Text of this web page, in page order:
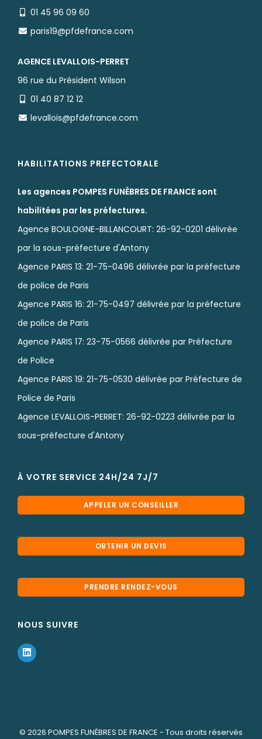
01 45 96 09 60
paris19@pfdefrance.com
AGENCE LEVALLOIS-PERRET
96 rue du Président Wilson
01 40 87 12 12
levallois@pfdefrance.com
HABILITATIONS PREFECTORALE
Les agences POMPES FUNÈBRES DE FRANCE sont
habilitées par les préfectures.
Agence BOULOGNE-BILLANCOURT: 26-92-0201 délivrée
par la sous-préfecture d'Antony
Agence PARIS 13: 21-75-0496 délivrée par la préfecture
de police de Paris
Agence PARIS 16: 21-75-0497 délivrée par la préfecture
de police de Paris
Agence PARIS 17: 23-75-0566 délivrée par Préfecture
de Police
Agence PARIS 19: 21-75-0530 délivrée par Préfecture de
Police de Paris
Agence LEVALLOIS-PERRET: 26-92-0223 délivrée par la
sous-préfecture d'Antony
À VOTRE SERVICE 24H/24 7J/7
APPELER UN CONSEILLER
OBTENIR UN DEVIS
PRENDRE RENDEZ-VOUS
NOUS SUIVRE
© 2026 POMPES FUNÈBRES DE FRANCE - Tous droits réservés